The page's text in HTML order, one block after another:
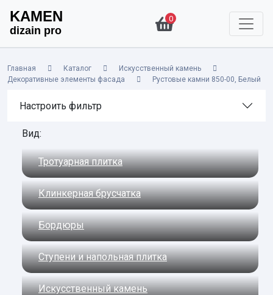
KAMEN
dizain pro
0
Главная Каталог
Искусственный камень
Декоративные элементы фасада
Рустовые камни 850-00, Белый
Настроить фильтр
Вид:
Тротуарная плитка
Клинкерная брусчатка
Бордюры
Ступени и напольная плитка
Искусственный камень